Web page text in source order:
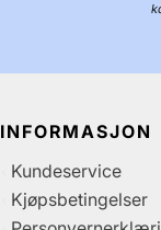
INFORMASJON
Kundeservice
Kjøpsbetingelser